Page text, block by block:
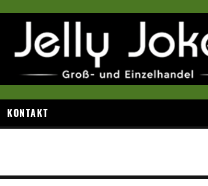
KONTAKT